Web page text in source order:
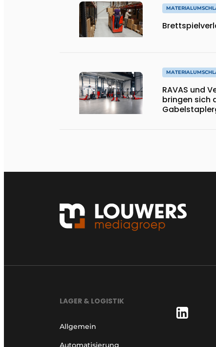
RAVAS und
bringen sich
LAGER & LOGISTIK
Allgemein
Automatisierung